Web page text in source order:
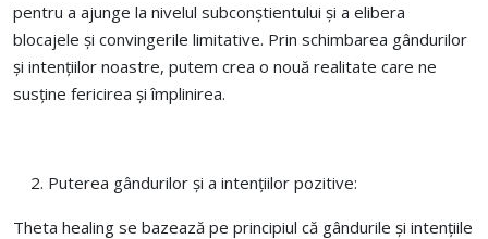
pentru a ajunge la nivelul subconștientului și a elibera
blocajele și convingerile limitative. Prin schimbarea gândurilor
și intențiilor noastre, putem crea o nouă realitate care ne
susține fericirea și împlinirea.
Puterea gândurilor și a intențiilor pozitive:
Theta healing se bazează pe principiul că gândurile și intențiile